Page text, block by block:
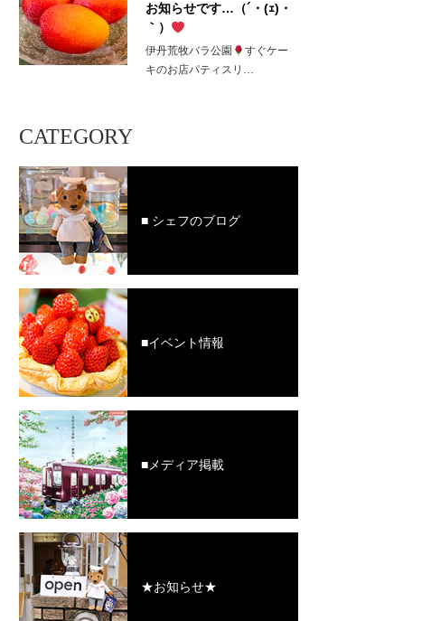
お知らせです…（´・(ｪ)・
｀）
伊丹荒牧バラ公園
すぐケー
キのお店パティスリ…
CATEGORY
■ シェフのブログ
■イベント情報
■メディア掲載
★お知らせ★